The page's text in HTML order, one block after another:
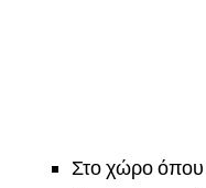
Στο χώρο